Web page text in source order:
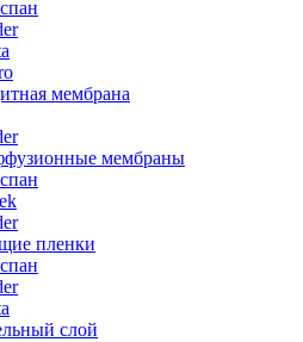
мембрана
мембраны
пленки
слой